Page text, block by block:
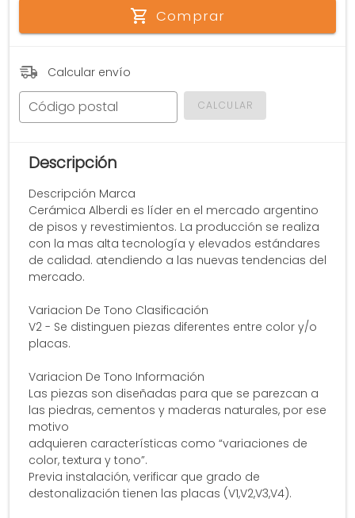
Comprar
Calcular envío
Código postal CALCULAR
Descripción
Descripción Marca
Cerámica Alberdi es líder en el mercado argentino
de pisos y revestimientos. La producción se realiza
con la mas alta tecnología y elevados estándares
de calidad. atendiendo a las nuevas tendencias del
mercado.
Variacion De Tono Clasificación
V2 - Se distinguen piezas diferentes entre color y/o
placas.
Variacion De Tono Información
Las piezas son diseñadas para que se parezcan a
las piedras, cementos y maderas naturales, por ese
motivo
adquieren características como “variaciones de
color, textura y tono”.
Previa instalación, verificar que grado de
destonalización tienen las placas (V1,V2,V3,V4).